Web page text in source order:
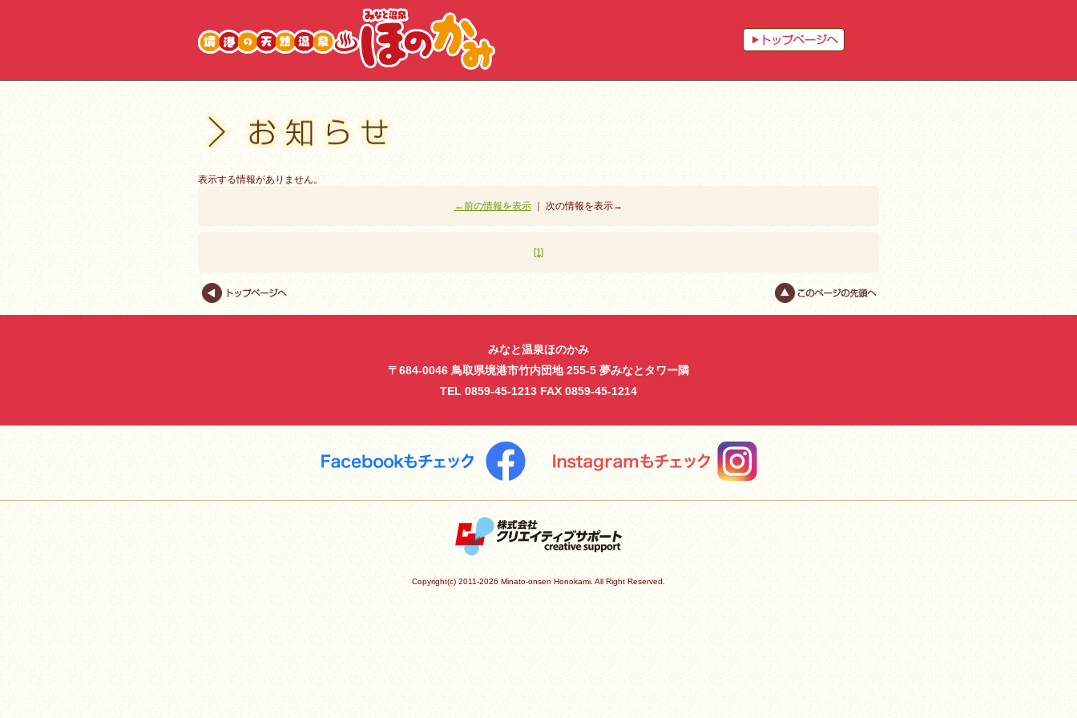
表示する情報がありません。
←前の情報を表示 ｜ 次の情報を表示→
[1]
みなと温泉ほのかみ
〒684-0046 鳥取県境港市竹内団地 255-5 夢みなとタワー隣
TEL 0859-45-1213 FAX 0859-45-1214
Copyright(c) 2011-2026 Minato-onsen Honokami. All Right Reserved.